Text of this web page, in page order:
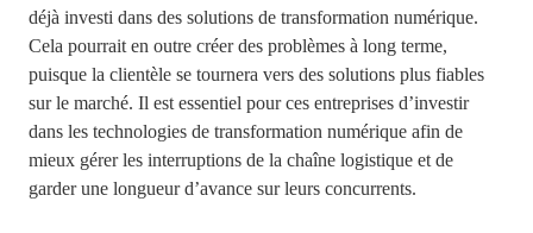
déjà investi dans des solutions de transformation numérique.
Cela pourrait en outre créer des problèmes à long terme,
puisque la clientèle se tournera vers des solutions plus fiables
sur le marché. Il est essentiel pour ces entreprises d’investir
dans les technologies de transformation numérique afin de
mieux gérer les interruptions de la chaîne logistique et de
garder une longueur d’avance sur leurs concurrents.